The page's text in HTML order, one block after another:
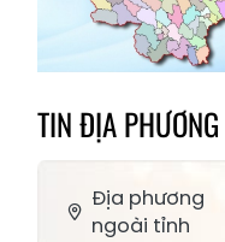
TIN ĐỊA PHƯƠNG
Địa phương
ngoài tỉnh